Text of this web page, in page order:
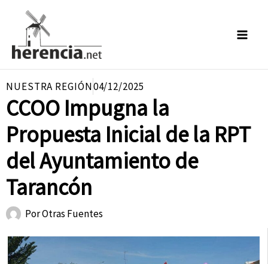
contenido
NUESTRA REGIÓN04/12/2025
CCOO Impugna la
Propuesta Inicial de la RPT
del Ayuntamiento de
Tarancón
PorOtras Fuentes